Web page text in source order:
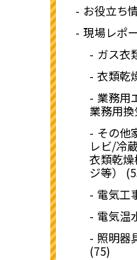
お役立ち
現場レポ
ガス衣
衣類乾
業務用
業務用
その
レビ/冷
衣類乾
ジ等）
電気工
電気温
照明器
(75)